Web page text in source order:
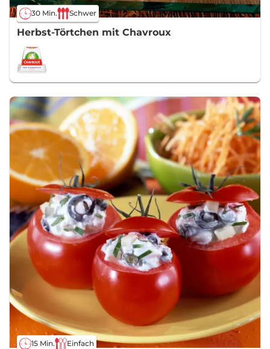
30 Min. Schwer
Herbst-Törtchen mit Chavroux
15 Min. Einfach